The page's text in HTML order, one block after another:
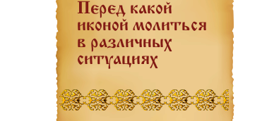
Перед какой
иконой молиться
в различных
ситуациях